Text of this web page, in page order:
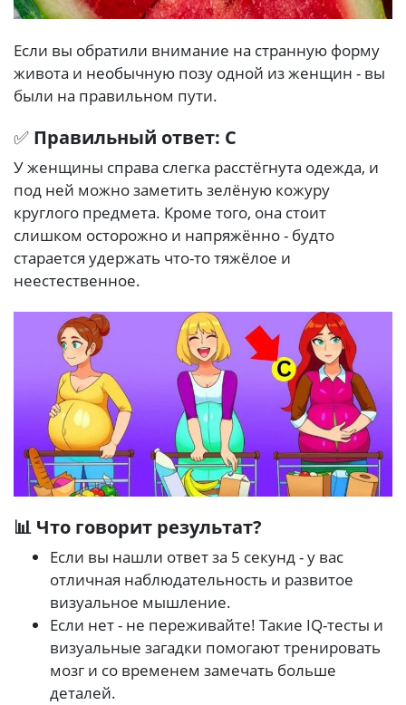
Если вы обратили внимание на странную форму
живота и необычную позу одной из женщин - вы
были на правильном пути.
✅ Правильный ответ: C
У женщины справа слегка расстёгнута одежда, и
под ней можно заметить зелёную кожуру
круглого предмета. Кроме того, она стоит
слишком осторожно и напряжённо - будто
старается удержать что-то тяжёлое и
неестественное.
📊 Что говорит результат?
Если вы нашли ответ за 5 секунд - у вас
отличная наблюдательность и развитое
визуальное мышление.
Если нет - не переживайте! Такие IQ-тесты и
визуальные загадки помогают тренировать
мозг и со временем замечать больше
деталей.